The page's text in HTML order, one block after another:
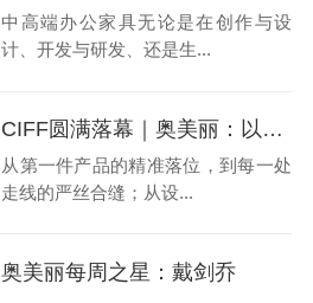
中高端办公家具无论是在创作与设
计、开发与研发、还是生...
CIFF圆满落幕｜奥美丽：以专业实力，对话世界
从第一件产品的精准落位，到每一处
走线的严丝合缝；从设...
奥美丽每周之星：戴剑乔